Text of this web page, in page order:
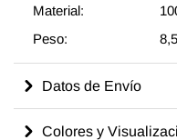
Material:
Peso:
Datos de Envío
Colores y